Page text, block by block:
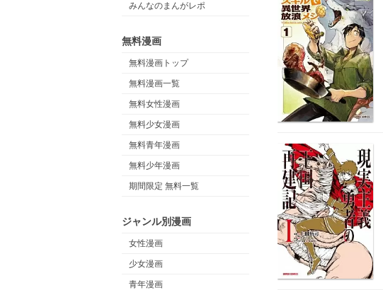
みんなのまんがレポ
無料漫画
無料漫画トップ
無料漫画一覧
無料女性漫画
無料少女漫画
無料青年漫画
無料少年漫画
期間限定 無料一覧
ジャンル別漫画
女性漫画
少女漫画
青年漫画